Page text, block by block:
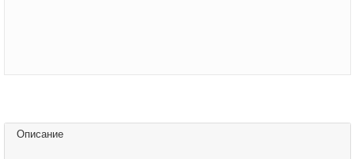
Описание